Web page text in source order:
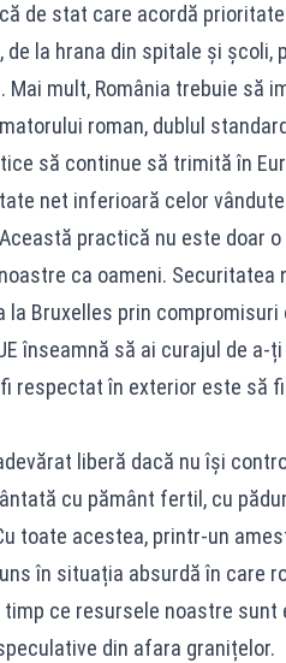
de stat care acordă
la hrana din spitale și școli,
mult, România trebuie să
roman, dublul
să continue să trimită în
net inferioară celor vândute
practică nu este doar
ca oameni. Securitatea
la Bruxelles prin compromisuri
înseamnă să ai curajul de a-
respectat în exterior este să
liberă dacă nu își
cu pământ fertil, cu
toate acestea, printr-un
în situația absurdă în care
ce resursele noastre sunt
din afara granițelor.